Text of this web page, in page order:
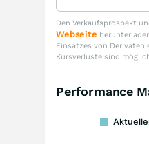
Den Verkaufsprospekt
Webseite
Einsatzes von
Kursverluste sind
Performance